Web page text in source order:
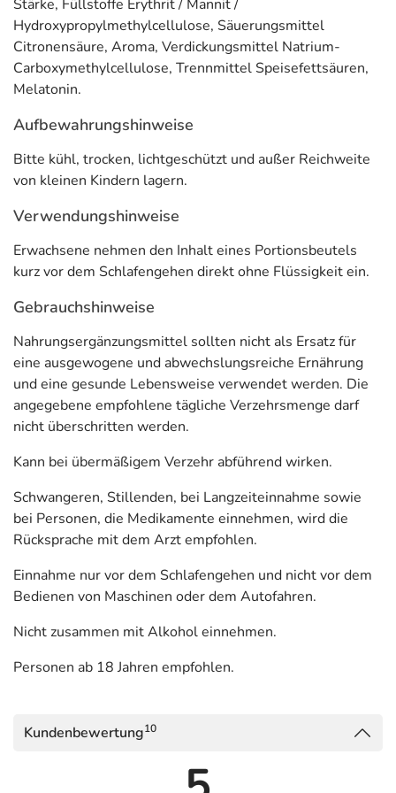
Stress
BlueLight (Displays)
lange Fernsehabende
Alkohol
zu wenig Frischluft
spätes, schweres Essen
belastende Lebensumstände
ungesunde / zu helle Schlafumgebung
Sport kurz vor dem Schlafengehen
genannt, ist an der Steuerung des Schlaf-Wach-
Rhythmus des menschlichen Körpers beteiligt. Das
Schlafhormon wird bei Dunkelheit von der Zirbeldrüse
ausgeschüttet und wir werden müde. Lichteinfluss und
zunehmendes Alter verringern die körpereigene
Melatonin-Produktion.
Die Einnahme von Melatonin vor dem Schlafengehen
trägt dazu bei, die Einschlafzeit zu verkürzen
1
. Bei
Langstreckenflügen kann unsere biologische Uhr durch
die Zeitverschiebung aus dem Tag-Nacht-Rhythmus
geraten. Dieses Syndrom der Zeitverschiebung ist
bekannt als Jetlag. Die Einnahme von Melatonin
kann dem Körper helfen, sich an eine andere Zeitzone und
der damit verbundenen Schlafenszeit anzupassen.
Wer regelmäßig gut und ausreichend schläft, fühlt sich im
kann sich positiv auf die Lebensfreude auswirken,
Stärke, Füllstoffe Erythrit / Mannit /
Hydroxypropylmethylcellulose, Säuerungsmittel
Citronensäure, Aroma, Verdickungsmittel Natrium-
Carboxymethylcellulose, Trennmittel Speisefettsäuren,
Melatonin.
Aufbewahrungshinweise
Bitte kühl, trocken, lichtgeschützt und außer Reichweite
von kleinen Kindern lagern.
Verwendungshinweise
Erwachsene nehmen den Inhalt eines Portionsbeutels
kurz vor dem Schlafengehen direkt ohne Flüssigkeit ein.
Gebrauchshinweise
Nahrungsergänzungsmittel sollten nicht als Ersatz für
eine ausgewogene und abwechslungsreiche Ernährung
und eine gesunde Lebensweise verwendet werden. Die
angegebene empfohlene tägliche Verzehrsmenge darf
nicht überschritten werden.
Kann bei übermäßigem Verzehr abführend wirken.
Schwangeren, Stillenden, bei Langzeiteinnahme sowie
bei Personen, die Medikamente einnehmen, wird die
Rücksprache mit dem Arzt empfohlen.
Einnahme nur vor dem Schlafengehen und nicht vor dem
Bedienen von Maschinen oder dem Autofahren.
Nicht zusammen mit Alkohol einnehmen.
Personen ab 18 Jahren empfohlen.
Kundenbewertung10